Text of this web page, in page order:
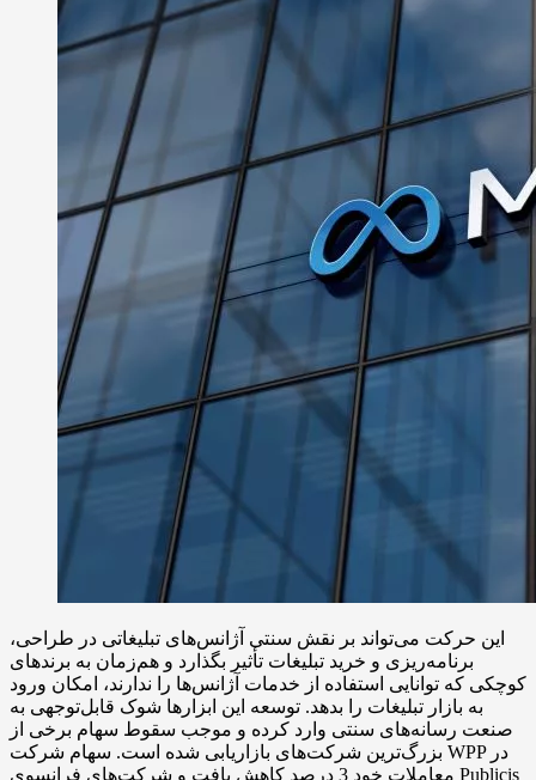
این حرکت می‌تواند بر نقش سنتی آژانس‌های تبلیغاتی در طراحی،
برنامه‌ریزی و خرید تبلیغات تأثیر بگذارد و هم‌زمان به برندهای
کوچکی که توانایی استفاده از خدمات آژانس‌ها را ندارند، امکان ورود
به بازار تبلیغات را بدهد. توسعه این ابزارها شوک قابل‌توجهی به
صنعت رسانه‌های سنتی وارد کرده و موجب سقوط سهام برخی از
بزرگ‌ترین شرکت‌های بازاریابی شده است. سهام شرکت WPP در
معاملات خود 3 درصد کاهش یافت و شرکت‌های فرانسوی Publicis